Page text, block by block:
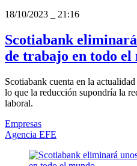
18/10/2023
21:16
Scotiabank eliminará
de trabajo en todo el
Scotiabank cuenta en la
lo que la reducción supondría la
laboral.
Empresas
Agencia EFE